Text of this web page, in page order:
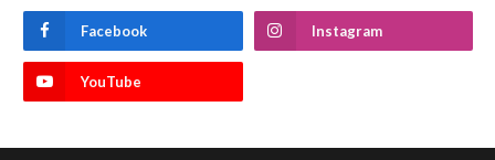
Facebook Instagram
YouTube